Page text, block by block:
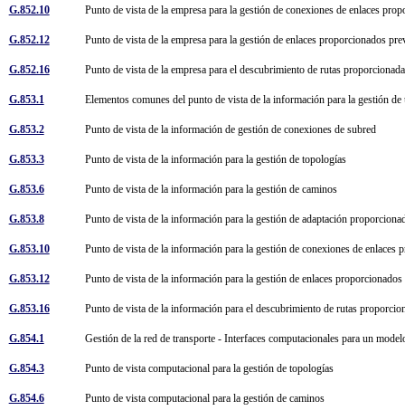
G.852.10 Punto de vista de la empresa para la gestión de conexiones de enlaces
G.852.12 Punto de vista de la empresa para la gestión de enlaces proporcionados
G.852.16 Punto de vista de la empresa para el descubrimiento de rutas
G.853.1 Elementos comunes del punto de vista de la información para la gestión
G.853.2 Punto de vista de la información de gestión de conexiones de subred
G.853.3 Punto de vista de la información para la gestión de topologías
G.853.6 Punto de vista de la información para la gestión de caminos
G.853.8 Punto de vista de la información para la gestión de adaptación
G.853.10 Punto de vista de la información para la gestión de conexiones de enlaces
G.853.12 Punto de vista de la información para la gestión de enlaces
G.853.16 Punto de vista de la información para el descubrimiento de rutas
G.854.1 Gestión de la red de transporte - Interfaces computacionales para un
G.854.3 Punto de vista computacional para la gestión de topologías
G.854.6 Punto de vista computacional para la gestión de caminos